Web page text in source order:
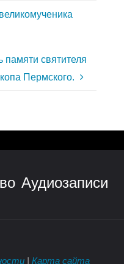
памяти святителя
Пермского.
Аудиозаписи
Карта сайта